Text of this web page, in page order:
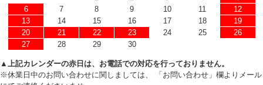
6
7 8 9 10 11
12
13
14 15 16 17 18
19
20
21 22 23 24 25
26
27
28 29 30
▲上記カレンダーの赤日は、お電話での対応を行っておりません。
※休業日中のお問い合わせに関しましては、 「お問い合わせ」欄よりメール